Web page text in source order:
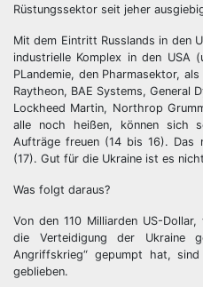
Rüstungssektor seit jeher
Mit dem Eintritt Russlands in den
industrielle Komplex in den USA
PLandemie, den Pharmasektor,
Raytheon, BAE Systems, General
Lockheed Martin, Northrop
alle noch heißen, können sich
Aufträge freuen (14 bis 16). Das
(17). Gut für die Ukraine ist es
Was folgt daraus?
Von den 110 Milliarden US-
die Verteidigung der Ukraine
Angriffskrieg“ gepumpt hat,
geblieben.